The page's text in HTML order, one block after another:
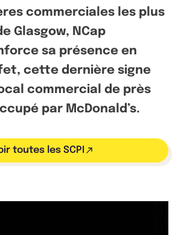
commerciales les plus
Glasgow, NCap
sa présence en
cette dernière signe
commercial de près
par McDonald’s.
toutes les SCPI